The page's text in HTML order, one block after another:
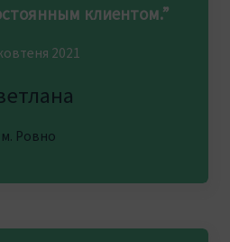
клиентом.”
2021
м. Ровно